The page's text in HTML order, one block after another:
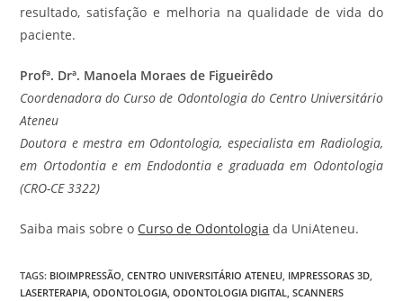
resultado, satisfação e melhoria na qualidade de vida do
paciente.
Profª. Drª. Manoela Moraes de Figueirêdo
Coordenadora do Curso de Odontologia do Centro Universitário
Ateneu
Doutora e mestra em Odontologia, especialista em Radiologia,
em Ortodontia e em Endodontia e graduada em Odontologia
(CRO-CE 3322)
Saiba mais sobre o Curso de Odontologia da UniAteneu.
TAGS: BIOIMPRESSÃO, CENTRO UNIVERSITÁRIO ATENEU, IMPRESSORAS 3D,
LASERTERAPIA, ODONTOLOGIA, ODONTOLOGIA DIGITAL, SCANNERS